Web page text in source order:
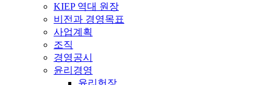
KIEP 역대 원장
비전과 경영목표
사업계획
조직
경영공시
윤리경영
윤리헌장